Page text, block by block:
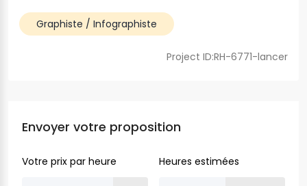
Graphiste / Infographiste
Project ID:RH-6771-lancer
Envoyer votre proposition
Votre prix par heure Heures estimées